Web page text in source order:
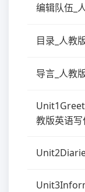
编辑队伍_
目录_人教
导言_人教
教版英语写